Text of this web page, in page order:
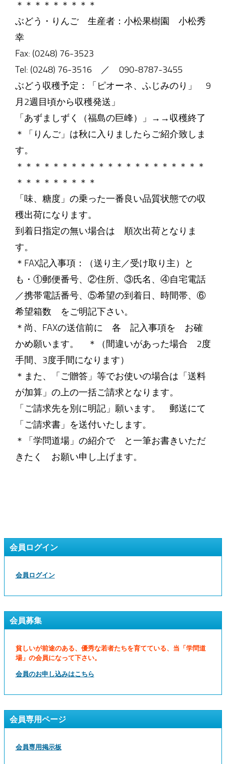
＊＊＊＊＊＊＊＊＊
ぶどう・りんご 生産者：小松果樹園 小松秀
幸
Fax: (0248) 76-3523
Tel: (0248) 76-3516 ／ 090-8787-3455
ぶどう収穫予定：「ピオーネ、ふじみのり」 9
月2週目頃から収穫発送」
「あずましずく（福島の巨峰）」→→収穫終了
＊「りんご」は秋に入りましたらご紹介致しま
す。
＊＊＊＊＊＊＊＊＊＊＊＊＊＊＊＊＊＊＊＊＊
＊＊＊＊＊＊＊＊＊
「味、糖度」の乗った一番良い品質状態での収
穫出荷になります。
到着日指定の無い場合は 順次出荷となりま
す。
＊FAX記入事項：（送り主／受け取り主）と
も・①郵便番号、②住所、③氏名、④自宅電話
／携帯電話番号、⑤希望の到着日、時間帯、⑥
希望箱数 をご明記下さい。
＊尚、FAXの送信前に 各 記入事項を お確
かめ願います。 ＊（間違いがあった場合 2度
手間、3度手間になります）
＊また、「ご贈答」等でお使いの場合は「送料
が加算」の上の一括ご請求となります。
「ご請求先を別に明記」願います。 郵送にて
「ご請求書」を送付いたします。
＊「学問道場」の紹介で と一筆お書きいただ
きたく お願い申し上げます。
会員ログイン
会員ログイン
会員募集
貧しいが前途のある、優秀な若者たちを育てている、当「学問道
場」の会員になって下さい。
会員のお申し込みはこちら
会員専用ページ
会員専用掲示板